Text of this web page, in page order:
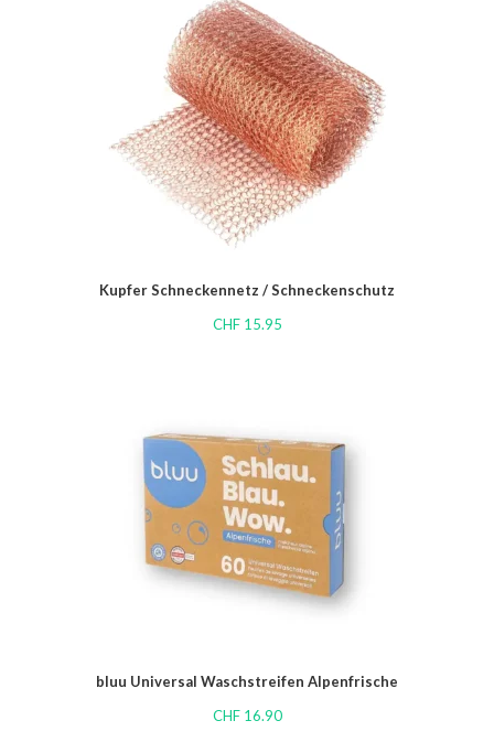
Kupfer Schneckennetz / Schneckenschutz
CHF15.95
bluu Universal Waschstreifen Alpenfrische
CHF16.90